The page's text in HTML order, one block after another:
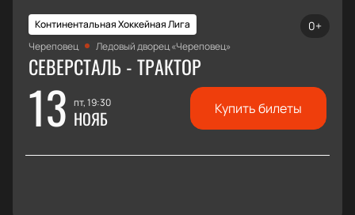
Континентальная Хоккейная Лига
Череповец
Ледовый дворец «Череповец»
СЕВЕРСТАЛЬ - ТРАКТОР
13 пт, 19:30
НОЯБ
0+
Купить билеты